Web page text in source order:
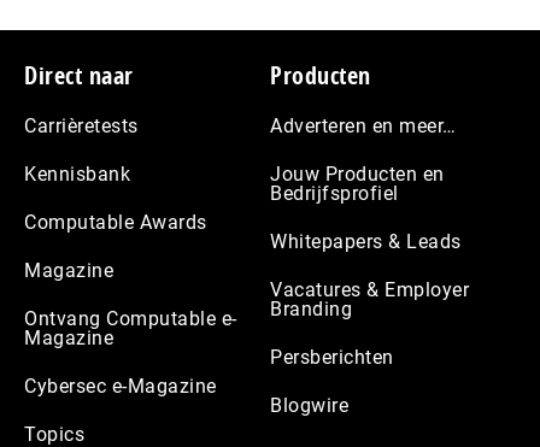
Footer
Direct naar
Carrièretests
Kennisbank
Computable Awards
Magazine
Ontvang Computable e-
Magazine
Cybersec e-Magazine
Topics
Producten
Adverteren en meer…
Jouw Producten en
Bedrijfsprofiel
Whitepapers & Leads
Vacatures & Employer
Branding
Persberichten
Blogwire